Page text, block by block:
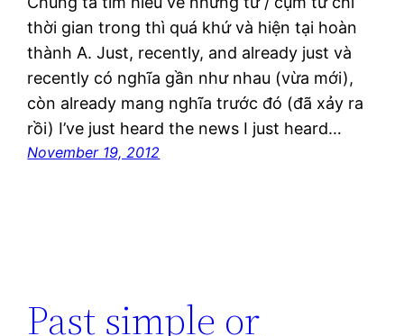
thời gian trong thì quá khứ và hiện tại hoàn
thành A. Just, recently, and already just và
recently có nghĩa gần như nhau (vừa mới),
còn already mang nghĩa trước đó (đã xảy ra
rồi) I’ve just heard the news I just heard…
November 19, 2012
Past simple or